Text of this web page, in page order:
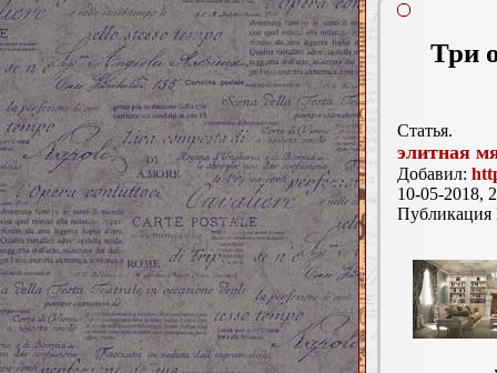
Три
Статья.
элитная
Добавил:
10-05-2018,